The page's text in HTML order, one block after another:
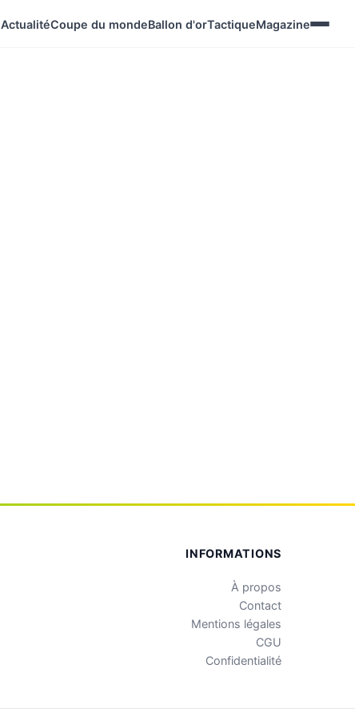
ActualitéCoupe du mondeBallon d'orTactiqueMagazine
INFORMATIONS
À propos
Contact
Mentions légales
CGU
Confidentialité